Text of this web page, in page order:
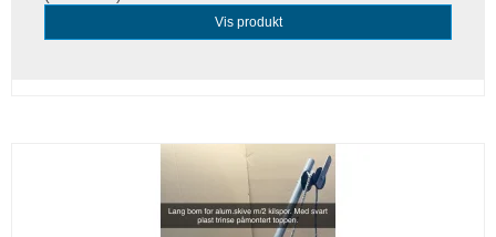
Vis produkt